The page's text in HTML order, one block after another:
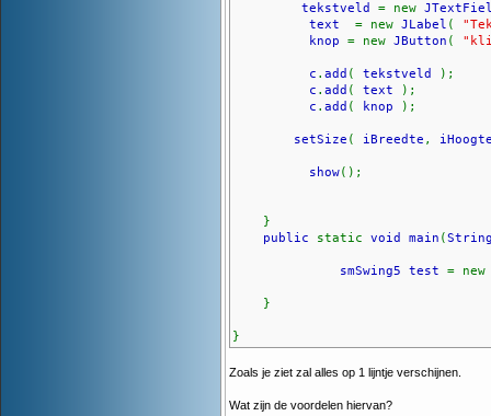
tekstveld = new
text = new JLabel (
knop = new JButton (
c . add ( tekstveld
);
c . add ( text
);
c . add ( knop );
setSize ( iBreedte ,
show();
}
public static void main (
smSwing5 test =
}
}
Zoals je ziet zal alles op 1 lijntje verschijnen.
Wat zijn de voordelen hiervan?